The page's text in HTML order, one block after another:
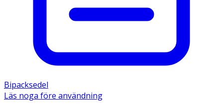
Bipacksedel
Läs noga före användning